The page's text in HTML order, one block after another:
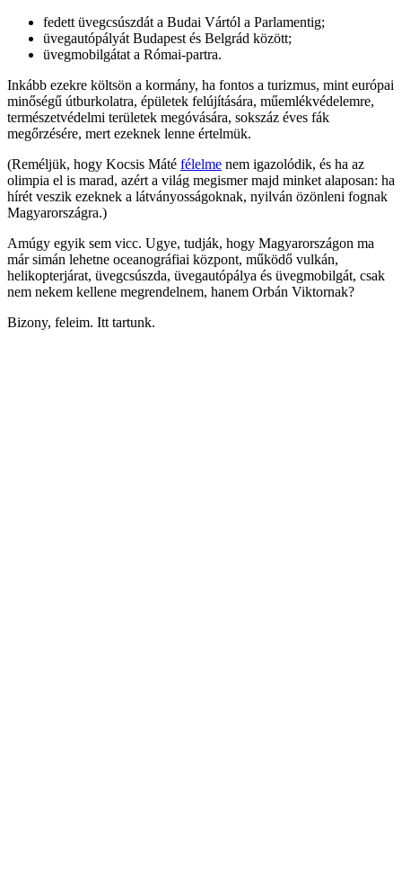
fedett üvegcsúszdát a Budai Vártól a Parlamentig;
üvegautópályát Budapest és Belgrád között;
üvegmobilgátat a Római-partra.
Inkább ezekre költsön a kormány, ha fontos a turizmus, mint európai
minőségű útburkolatra, épületek felújítására, műemlékvédelemre,
természetvédelmi területek megóvására, sokszáz éves fák
megőrzésére, mert ezeknek lenne értelmük.
(Reméljük, hogy Kocsis Máté félelme nem igazolódik, és ha az
olimpia el is marad, azért a világ megismer majd minket alaposan: ha
hírét veszik ezeknek a látványosságoknak, nyilván özönleni fognak
Magyarországra.)
Amúgy egyik sem vicc. Ugye, tudják, hogy Magyarországon ma
már simán lehetne oceanográfiai központ, működő vulkán,
helikopterjárat, üvegcsúszda, üvegautópálya és üvegmobilgát, csak
nem nekem kellene megrendelnem, hanem Orbán Viktornak?
Bizony, feleim. Itt tartunk.